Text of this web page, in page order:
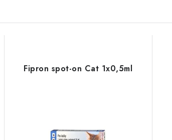
Fipron spot-on Cat 1x0,5ml